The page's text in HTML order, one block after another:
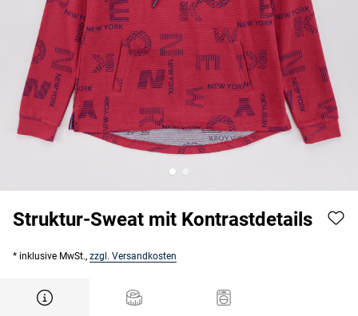
Struktur-Sweat mit Kontrastdetails
* inklusive MwSt., zzgl. Versandkosten